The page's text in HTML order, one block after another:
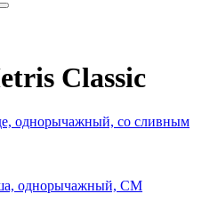
Classic
однорычажный, со сливным
однорычажный, СМ